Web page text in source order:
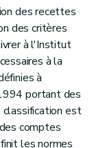
et des prix
contrôle des subventions
des recettes
des critères
à l'Institut
à la
à
portant des
est
comptes
les normes